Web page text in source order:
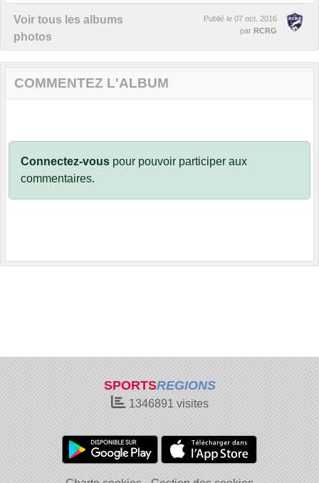
Voir tous les albums
photos
Publié le 07 oct. 2016
par RCRG
COMMENTEZ L'ALBUM
Connectez-vous pour pouvoir participer aux
commentaires.
SPORTSREGIONS
1346891 visites